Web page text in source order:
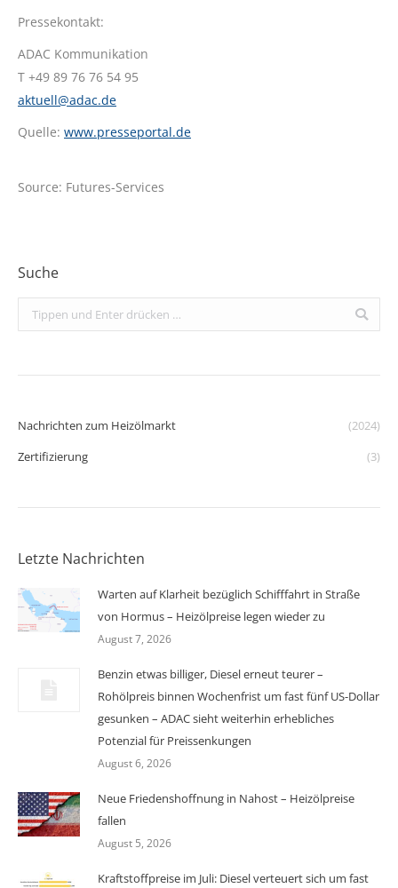
Pressekontakt:
ADAC Kommunikation
T +49 89 76 76 54 95
aktuell@adac.de
Quelle: www.presseportal.de
Source: Futures-Services
Suche
Search:
Nachrichten zum Heizölmarkt
(2024)
Zertifizierung
(3)
Letzte Nachrichten
Warten auf Klarheit bezüglich Schifffahrt in Straße
von Hormus – Heizölpreise legen wieder zu
August 7, 2026
Benzin etwas billiger, Diesel erneut teurer –
Rohölpreis binnen Wochenfrist um fast fünf US-Dollar
gesunken – ADAC sieht weiterhin erhebliches
Potenzial für Preissenkungen
August 6, 2026
Neue Friedenshoffnung in Nahost – Heizölpreise
fallen
August 5, 2026
Kraftstoffpreise im Juli: Diesel verteuert sich um fast